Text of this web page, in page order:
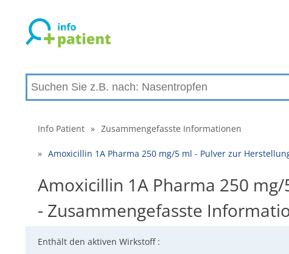
Info Patient » Zusammengefasste Informationen
» Amoxicillin 1A Pharma 250 mg/5 ml - Pulver zur
Amoxicillin 1A Pharma 250
- Zusammengefasste
Enthält den aktiven Wirkstoff :